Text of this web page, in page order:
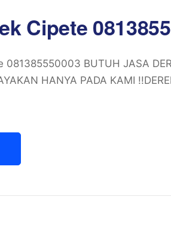
Cipete
081385550003 BUTUH JASA
HANYA PADA KAMI